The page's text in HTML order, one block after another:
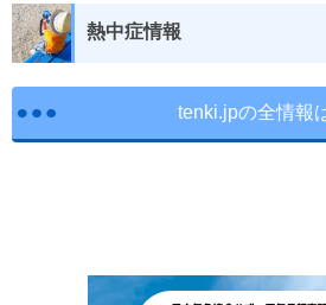
熱中症情報
tenki.jpの全情報